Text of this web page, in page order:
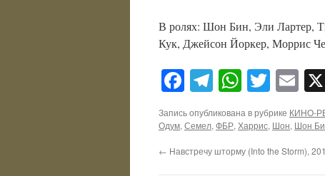
В ролях: Шон Бин, Эли Лартер,
Кук, Джейсон Йоркер, Моррис
Facebook
Telegram
Запись опубликована в рубрике КИНО-
Одум,Семел,ФБР,Харрис, Шон, Шон
← Навстречу шторму (Into the Storm),